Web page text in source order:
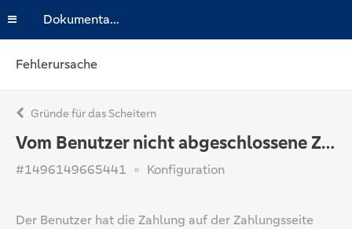
Dokumentation
Fehlerursache
Gründe für das Scheitern
Vom Benutzer nicht abgeschlossene Zahlung
#1496149665441 Konfiguration
Der Benutzer hat die Zahlung auf der Zahlungsseite